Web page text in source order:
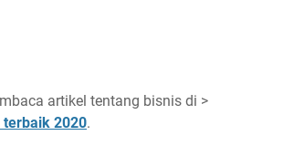
artikel tentang bisnis di >
2020.